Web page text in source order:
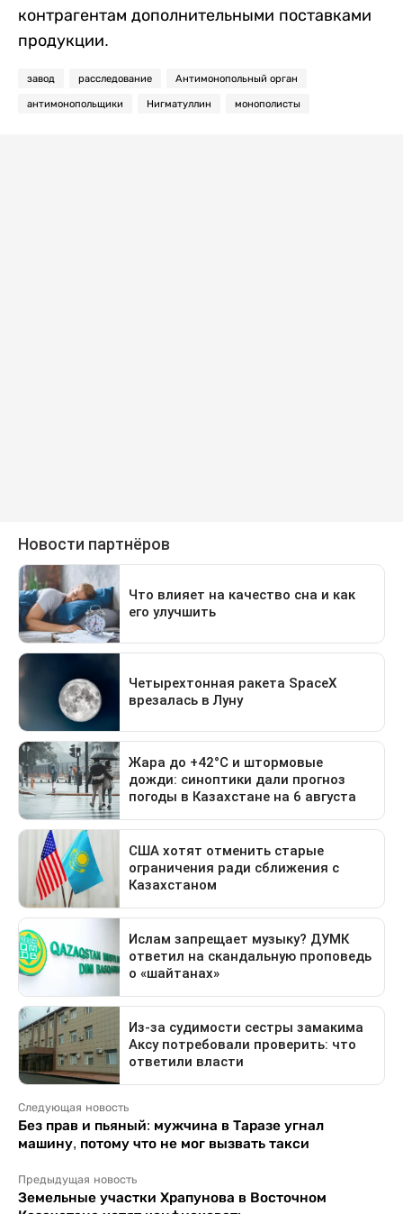
контрагентам дополнительными поставками
продукции.
завод расследование Антимонопольный орган
антимонопольщики Нигматуллин монополисты
Следующая новость
Без прав и пьяный: мужчина в Таразе угнал
машину, потому что не мог вызвать такси
Предыдущая новость
Земельные участки Храпунова в Восточном